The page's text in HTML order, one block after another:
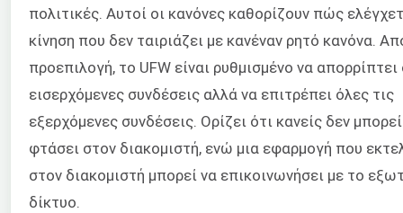
πολιτικές. Αυτοί οι κανόνες καθορίζουν πώς
κίνηση που δεν ταιριάζει με κανέναν ρητό κανόνα.
προεπιλογή, το UFW είναι ρυθμισμένο να απορρίπτει
εισερχόμενες συνδέσεις αλλά να επιτρέπει όλες τις
εξερχόμενες συνδέσεις. Ορίζει ότι κανείς δεν
φτάσει στον διακομιστή, ενώ μια εφαρμογή που
στον διακομιστή μπορεί να επικοινωνήσει με το
δίκτυο.